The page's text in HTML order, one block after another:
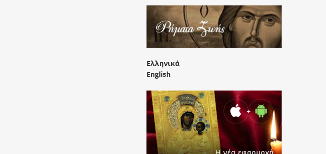
Ελληνικά
English